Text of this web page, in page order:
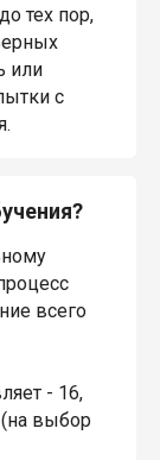
тех пор,
или
с
всего
- 16,
(на выбор